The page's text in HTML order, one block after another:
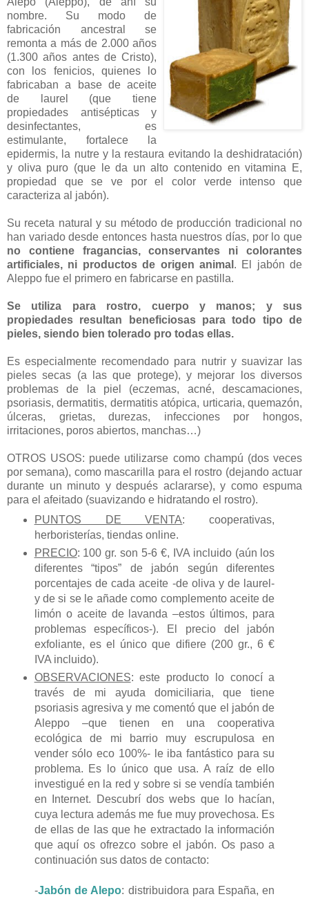
nombre. Su modo de
fabricación ancestral se
remonta a más de 2.000 años
(1.300 años antes de Cristo),
con los fenicios, quienes lo
fabricaban a base de aceite
de laurel (que tiene
propiedades antisépticas y
desinfectantes, es
estimulante, fortalece la
epidermis, la nutre y la restaura evitando la deshidratación)
y oliva puro (que le da un alto contenido en vitamina E,
propiedad que se ve por el color verde intenso que
caracteriza al jabón).
Su receta natural y su método de producción tradicional no
han variado desde entonces hasta nuestros días, por lo que
no contiene fragancias, conservantes ni colorantes
artificiales, ni productos de origen animal . El jabón de
Aleppo fue el primero en fabricarse en pastilla.
Se utiliza para rostro, cuerpo y manos; y sus
propiedades resultan beneficiosas para todo tipo de
pieles, siendo bien tolerado pro todas ellas.
Es especialmente recomendado para nutrir y suavizar las
pieles secas (a las que protege), y mejorar los diversos
problemas de la piel (eczemas, acné, descamaciones,
psoriasis, dermatitis, dermatitis atópica, urticaria, quemazón,
úlceras, grietas, durezas, infecciones por hongos,
irritaciones, poros abiertos, manchas…)
OTROS USOS: puede utilizarse como champú (dos veces
por semana), como mascarilla para el rostro (dejando actuar
durante un minuto y después aclararse), y como espuma
para el afeitado (suavizando e hidratando el rostro).
PUNTOS DE VENTA: cooperativas,
herboristerías, tiendas online.
PRECIO: 100 gr. son 5-6 €, IVA incluido (aún los
diferentes “tipos” de jabón según diferentes
porcentajes de cada aceite -de oliva y de laurel-
y de si se le añade como complemento aceite de
limón o aceite de lavanda –estos últimos, para
problemas específicos-). El precio del jabón
exfoliante, es el único que difiere (200 gr., 6 €
IVA incluido).
OBSERVACIONES: este producto lo conocí a
través de mi ayuda domiciliaria, que tiene
psoriasis agresiva y me comentó que el jabón de
Aleppo –que tienen en una cooperativa
ecológica de mi barrio muy escrupulosa en
vender sólo eco 100%- le iba fantástico para su
problema. Es lo único que usa. A raíz de ello
investigué en la red y sobre si se vendía también
en Internet. Descubrí dos webs que lo hacían,
cuya lectura además me fue muy provechosa. Es
de ellas de las que he extractado la información
que aquí os ofrezco sobre el jabón. Os paso a
continuación sus datos de contacto:
-Jabón de Alepo: distribuidora para España, en